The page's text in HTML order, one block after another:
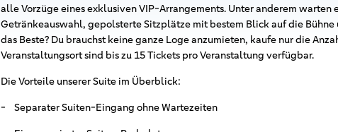
alle Vorzüge eines exklusiven VIP-Arrangements. Unter anderem warten
Getränkeauswahl, gepolsterte Sitzplätze mit bestem Blick auf die
das Beste? Du brauchst keine ganze Loge anzumieten, kaufe nur die
Veranstaltungsort sind bis zu 15 Tickets pro Veranstaltung verfügbar.
Die Vorteile unserer Suite im Überblick:
- Separater Suiten-Eingang ohne Wartezeiten